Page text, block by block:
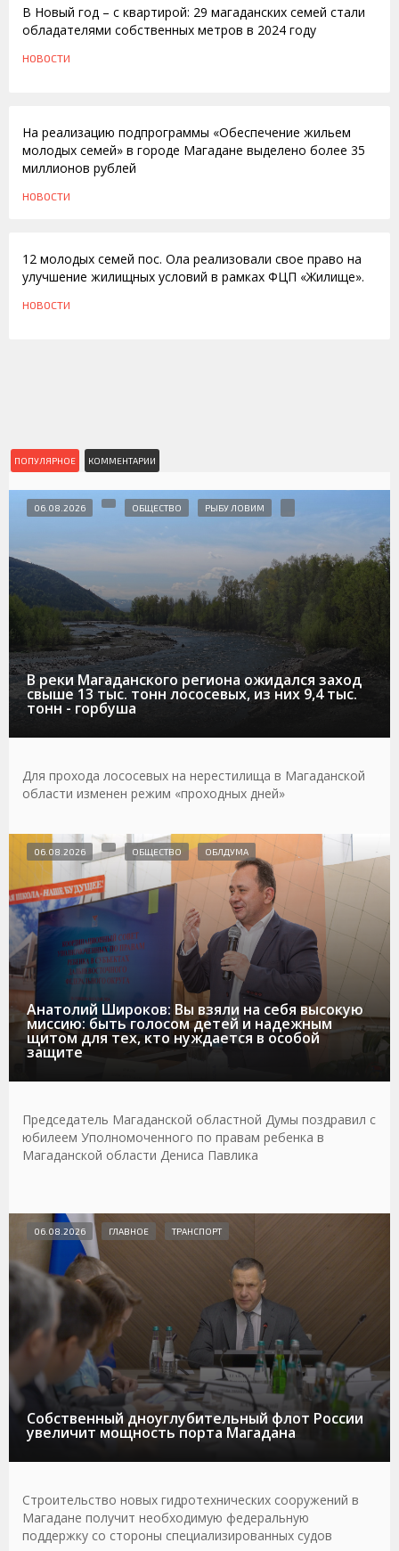
В Новый год – с квартирой: 29 магаданских семей стали
обладателями собственных метров в 2024 году
НОВОСТИ
На реализацию подпрограммы «Обеспечение жильем
молодых семей» в городе Магадане выделено более 35
миллионов рублей
НОВОСТИ
12 молодых семей пос. Ола реализовали свое право на
улучшение жилищных условий в рамках ФЦП «Жилище».
НОВОСТИ
ПОПУЛЯРНОЕ КОММЕНТАРИИ
В реки Магаданского региона ожидался заход
свыше 13 тыс. тонн лососевых, из них 9,4 тыс.
тонн - горбуша
06.08.2026 ОБЩЕСТВО РЫБУ ЛОВИМ
Для прохода лососевых на нерестилища в Магаданской
области изменен режим «проходных дней»
Анатолий Широков: Вы взяли на себя высокую
миссию: быть голосом детей и надежным
щитом для тех, кто нуждается в особой
защите
06.08.2026 ОБЩЕСТВО ОБЛДУМА
Председатель Магаданской областной Думы поздравил с
юбилеем Уполномоченного по правам ребенка в
Магаданской области Дениса Павлика
Собственный дноуглубительный флот России
увеличит мощность порта Магадана
06.08.2026 ГЛАВНОЕ ТРАНСПОРТ
Строительство новых гидротехнических сооружений в
Магадане получит необходимую федеральную
поддержку со стороны специализированных судов